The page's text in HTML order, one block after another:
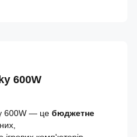
600W
600W — це бюджетне